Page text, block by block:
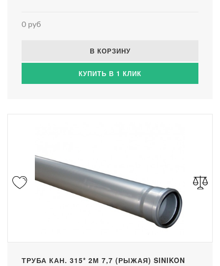
0 руб
В КОРЗИНУ
КУПИТЬ В 1 КЛИК
ТРУБА КАН. 315* 2М 7,7 (РЫЖАЯ) SINIKON